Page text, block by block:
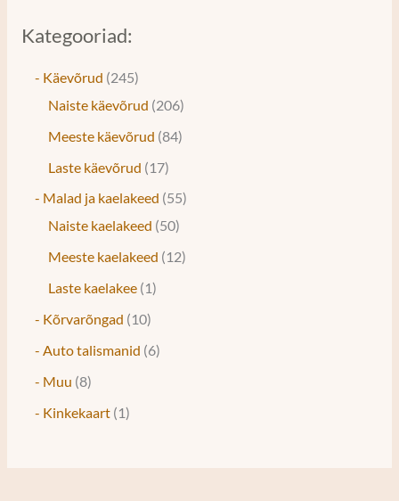
Kategooriad:
- Käevõrud 245
Naiste käevõrud 206
Meeste käevõrud 84
Laste käevõrud
17
- Malad ja kaelakeed 55
Naiste kaelakeed 50
Meeste kaelakeed
12
Laste kaelakee 1
- Kõrvarõngad
10
- Auto talismanid 6
- Muu 8
- Kinkekaart 1